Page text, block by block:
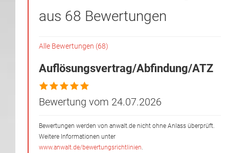
aus 68 Bewertungen
Alle Bewertungen (68)
Auflösungsvertrag/Abfindung/ATZ
Bewertung vom 24.07.2026
Bewertungen werden von anwalt.de nicht ohne Anlass überprüft.
Weitere Informationen unter
www.anwalt.de/bewertungsrichtlinien